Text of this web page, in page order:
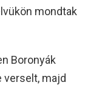
mondtak
Boronyák
verselt, majd